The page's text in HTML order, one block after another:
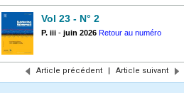
Vol 23 - N° 2
P. iii - juin 2026 Retour au numéro
Article précédent | Article suivant